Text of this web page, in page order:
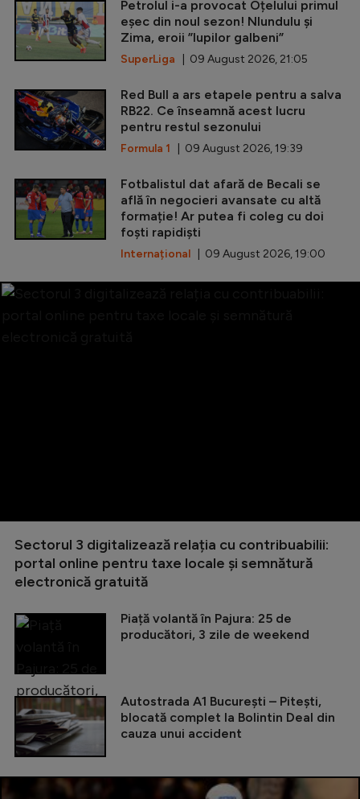
Petrolul i-a provocat Oțelului primul
eșec din noul sezon! Nlundulu și
Zima, eroii ”lupilor galbeni”
SuperLiga | 09 August 2026, 21:05
Red Bull a ars etapele pentru a salva
RB22. Ce înseamnă acest lucru
pentru restul sezonului
Formula 1 | 09 August 2026, 19:39
Fotbalistul dat afară de Becali se
află în negocieri avansate cu altă
formație! Ar putea fi coleg cu doi
foști rapidiști
Internațional | 09 August 2026, 19:00
Sectorul 3 digitalizează relația cu contribuabilii:
portal online pentru taxe locale și semnătură
electronică gratuită
Piață volantă în Pajura: 25 de
producători, 3 zile de weekend
Autostrada A1 București – Pitești,
blocată complet la Bolintin Deal din
cauza unui accident